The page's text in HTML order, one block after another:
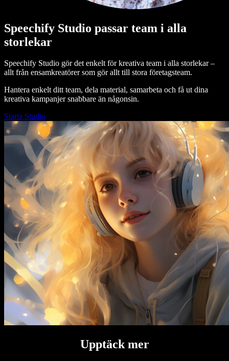
Speechify Studio passar team i alla
storlekar
Speechify Studio gör det enkelt för kreativa team i alla storlekar –
allt från ensamkreatörer som gör allt till stora företagsteam.
Hantera enkelt ditt team, dela material, samarbeta och få ut dina
kreativa kampanjer snabbare än någonsin.
Starta Studio
Upptäck mer